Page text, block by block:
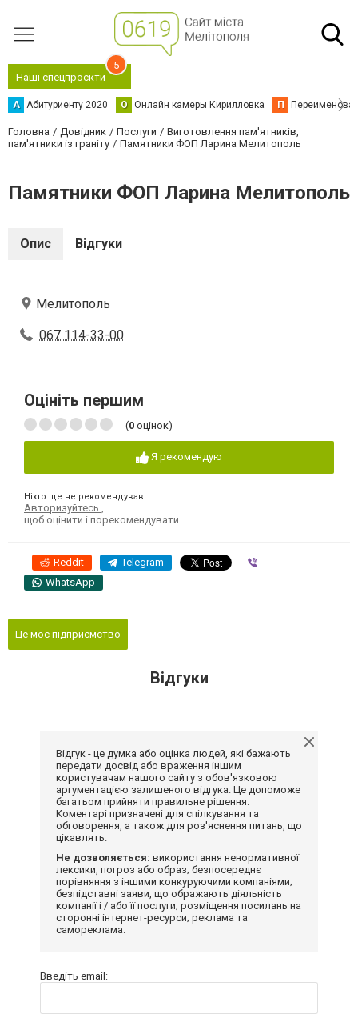
Наші спецпроєкти
5
А Абитуриенту 2020 О Онлайн камеры Кирилловка П
Головна Довідник Послуги
Виготовлення пам'ятників,
пам'ятники із граніту
Памятники ФОП Ларина Мелитополь
Памятники ФОП Ларина Мелитополь
Опис Відгуки
Мелитополь
067 114-33-00
Оцініть першим
(0 оцінок)
Я рекомендую
Ніхто ще не рекомендував
Авторизуйтесь
щоб оцінити і порекомендувати
Reddit Telegram
WhatsApp
Це моє підприємство
Відгуки
Відгук - це думка або оцінка людей, які бажають
передати досвід або враження іншим
користувачам нашого сайту з обов'язковою
аргументацією залишеного відгука. Це допоможе
багатьом прийняти правильне рішення.
Коментарі призначені для спілкування та
обговорення, а також для роз'яснення питань, що
цікавлять.
Не дозволяється: використання ненормативної
лексики, погроз або образ; безпосереднє
порівняння з іншими конкуруючими компаніями;
безпідставні заяви, що ображають діяльність
компанії і / або її послуги; розміщення посилань на
сторонні інтернет-ресурси; реклама та
самореклама.
Введіть email: